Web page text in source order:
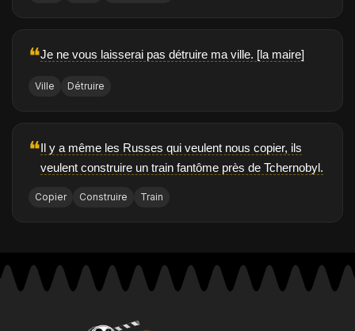
❝Je ne vous laisserai pas détruire ma ville. [la maire]
Ville Détruire
❝Il y a même les Russes qui veulent nous copier, ils
veulent construire un train fantôme près de Tchernobyl.
Copier Construire Train